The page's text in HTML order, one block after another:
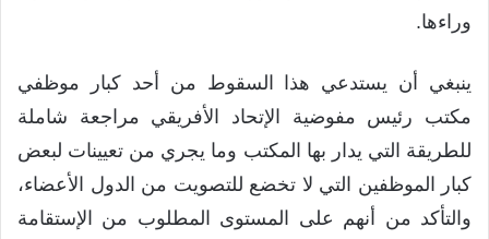
وراءها.
ينبغي أن يستدعي هذا السقوط من أحد كبار موظفي
مكتب رئيس مفوضية الإتحاد الأفريقي مراجعة شاملة
للطريقة التي يدار بها المكتب وما يجري من تعيينات لبعض
كبار الموظفين التي لا تخضع للتصويت من الدول الأعضاء،
والتأكد من أنهم على المستوى المطلوب من الإستقامة